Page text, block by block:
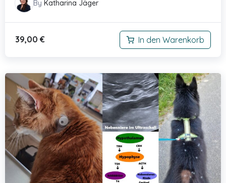
By Katharina Jäger
39,00 € In den Warenkorb